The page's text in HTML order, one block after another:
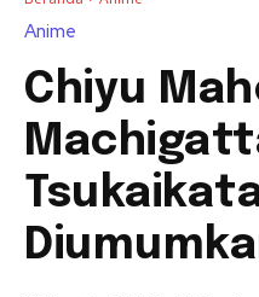
Anime
Chiyu